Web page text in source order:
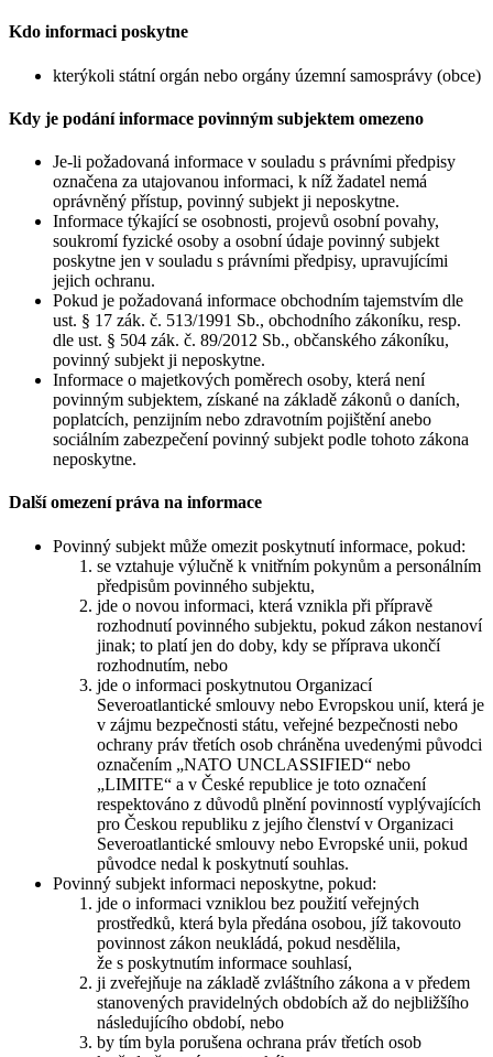
Kdo informaci poskytne
kterýkoli státní orgán nebo orgány územní samosprávy (obce)
Kdy je podání informace povinným subjektem omezeno
Je-li požadovaná informace v souladu s právními předpisy
označena za utajovanou informaci, k níž žadatel nemá
oprávněný přístup, povinný subjekt ji neposkytne.
Informace týkající se osobnosti, projevů osobní povahy,
soukromí fyzické osoby a osobní údaje povinný subjekt
poskytne jen v souladu s právními předpisy, upravujícími
jejich ochranu.
Pokud je požadovaná informace obchodním tajemstvím dle
ust. § 17 zák. č. 513/1991 Sb., obchodního zákoníku, resp.
dle ust. § 504 zák. č. 89/2012 Sb., občanského zákoníku,
povinný subjekt ji neposkytne.
Informace o majetkových poměrech osoby, která není
povinným subjektem, získané na základě zákonů o daních,
poplatcích, penzijním nebo zdravotním pojištění anebo
sociálním zabezpečení povinný subjekt podle tohoto zákona
neposkytne.
Další omezení práva na informace
Povinný subjekt může omezit poskytnutí informace, pokud:
se vztahuje výlučně k vnitřním pokynům a personálním
předpisům povinného subjektu,
jde o novou informaci, která vznikla při přípravě
rozhodnutí povinného subjektu, pokud zákon nestanoví
jinak; to platí jen do doby, kdy se příprava ukončí
rozhodnutím, nebo
jde o informaci poskytnutou Organizací
Severoatlantické smlouvy nebo Evropskou unií, která je
v zájmu bezpečnosti státu, veřejné bezpečnosti nebo
ochrany práv třetích osob chráněna uvedenými původci
označením „NATO UNCLASSIFIED“ nebo
„LIMITE“ a v České republice je toto označení
respektováno z důvodů plnění povinností vyplývajících
pro Českou republiku z jejího členství v Organizaci
Severoatlantické smlouvy nebo Evropské unii, pokud
původce nedal k poskytnutí souhlas.
Povinný subjekt informaci neposkytne, pokud:
jde o informaci vzniklou bez použití veřejných
prostředků, která byla předána osobou, jíž takovouto
povinnost zákon neukládá, pokud nesdělila,
že s poskytnutím informace souhlasí,
ji zveřejňuje na základě zvláštního zákona a v předem
stanovených pravidelných obdobích až do nejbližšího
následujícího období, nebo
by tím byla porušena ochrana práv třetích osob